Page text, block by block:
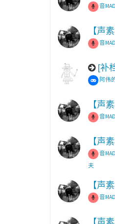
音
【声
音
[补
阿伟
【声
音
【声
音
夫
【声
音